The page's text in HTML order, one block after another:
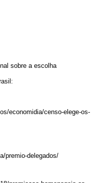
sobre a escolha
:
economidia/censo-elege-os-
premio-delegados/